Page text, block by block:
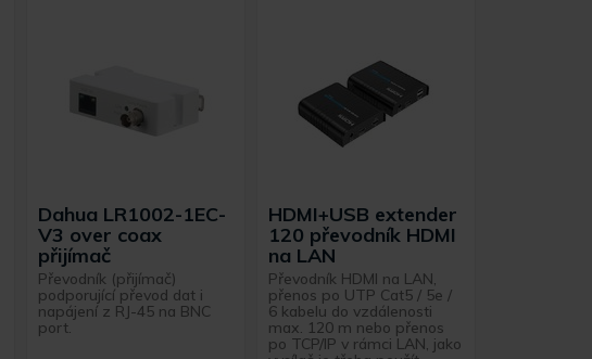
Dahua LR1002-1EC-
V3 over coax
přijímač
Převodník (přijímač)
podporující převod dat i
napájení z RJ-45 na BNC
port.
HDMI+USB extender
120 převodník HDMI
na LAN
Převodník HDMI na LAN,
přenos po UTP Cat5 / 5e /
6 kabelu do vzdálenosti
max. 120 m nebo přenos
po TCP/IP v rámci LAN, jako